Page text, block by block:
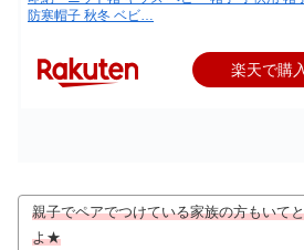
防寒帽子 秋冬 ベビ…
楽天で購
親子でペアでつけている家族の方もいて
よ★